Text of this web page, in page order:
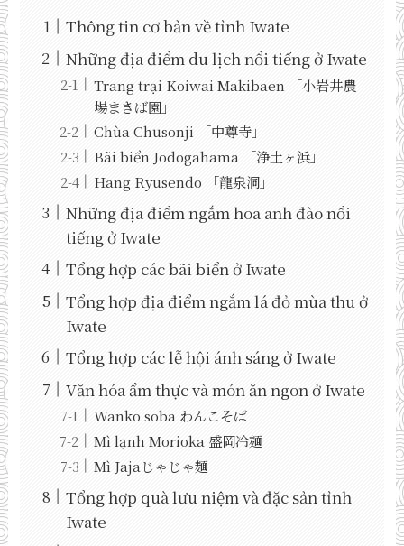
Thông tin cơ bản về tỉnh Iwate
Những địa điểm du lịch nổi tiếng ở Iwate
Trang trại Koiwai Makibaen 「小岩井農
場まきば園」
Chùa Chusonji 「中尊寺」
Bãi biển Jodogahama 「浄土ヶ浜」
Hang Ryusendo 「龍泉洞」
Những địa điểm ngắm hoa anh đào nổi
tiếng ở Iwate
Tổng hợp các bãi biển ở Iwate
Tổng hợp địa điểm ngắm lá đỏ mùa thu ở
Iwate
Tổng hợp các lễ hội ánh sáng ở Iwate
Văn hóa ẩm thực và món ăn ngon ở Iwate
Wanko soba わんこそば
Mì lạnh Morioka 盛岡冷麺
Mì Jajaじゃじゃ麺
Tổng hợp quà lưu niệm và đặc sản tỉnh
Iwate